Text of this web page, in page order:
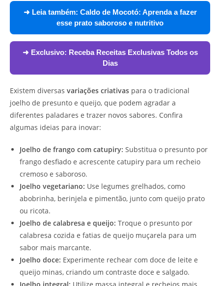
➜ Leia também: Caldo de Mocotó: Aprenda a fazer
esse prato saboroso e nutritivo
➜ Exclusivo: Receba Receitas Exclusivas Todos os
Dias
Existem diversas variações criativas para o tradicional
joelho de presunto e queijo, que podem agradar a
diferentes paladares e trazer novos sabores. Confira
algumas ideias para inovar:
Joelho de frango com catupiry: Substitua o presunto por
frango desfiado e acrescente catupiry para um recheio
cremoso e saboroso.
Joelho vegetariano: Use legumes grelhados, como
abobrinha, berinjela e pimentão, junto com queijo prato
ou ricota.
Joelho de calabresa e queijo: Troque o presunto por
calabresa cozida e fatias de queijo muçarela para um
sabor mais marcante.
Joelho doce: Experimente rechear com doce de leite e
queijo minas, criando um contraste doce e salgado.